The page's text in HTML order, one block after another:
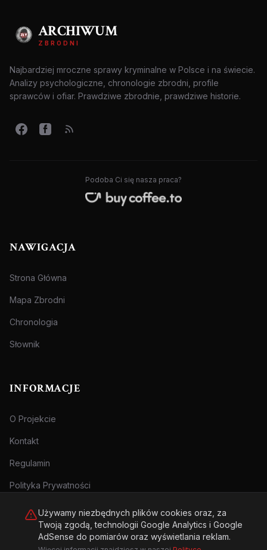
ARCHIWUM
ZBRODNI
Najbardziej mroczne sprawy kryminalne w Polsce i na świecie.
Analizy psychologiczne, chronologie zbrodni, profile
sprawców i ofiar. Prawdziwe zbrodnie, prawdziwe historie.
Podoba Ci się nasza praca?
NAWIGACJA
Strona Główna
Mapa Zbrodni
Chronologia
Słownik
INFORMACJE
O Projekcie
Kontakt
Regulamin
Polityka Prywatności
Używamy niezbędnych plików cookies oraz, za
Twoją zgodą, technologii Google Analytics i Google
AdSense do pomiarów oraz wyświetlania reklam.